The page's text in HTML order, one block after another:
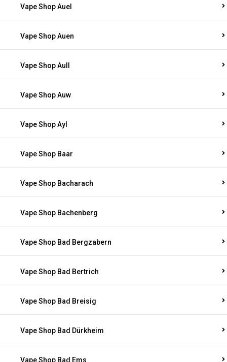
Vape Shop Auel
Vape Shop Auen
Vape Shop Aull
Vape Shop Auw
Vape Shop Ayl
Vape Shop Baar
Vape Shop Bacharach
Vape Shop Bachenberg
Vape Shop Bad Bergzabern
Vape Shop Bad Bertrich
Vape Shop Bad Breisig
Vape Shop Bad Dürkheim
Vape Shop Bad Ems